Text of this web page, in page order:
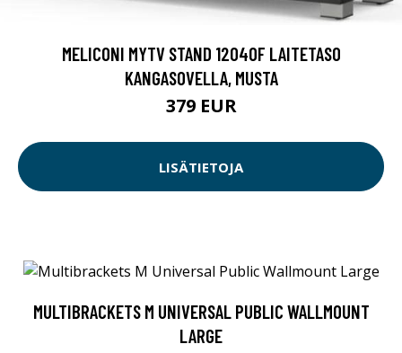
MELICONI MYTV STAND 12040F LAITETASO
KANGASOVELLA, MUSTA
379 EUR
LISÄTIETOJA
MULTIBRACKETS M UNIVERSAL PUBLIC WALLMOUNT
LARGE